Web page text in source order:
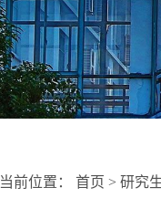
当前位置： 首页 > 研究